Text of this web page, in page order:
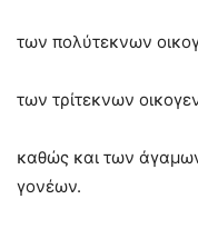
των πολύτεκνων
των τρίτεκνων
καθώς και των
γονέων.